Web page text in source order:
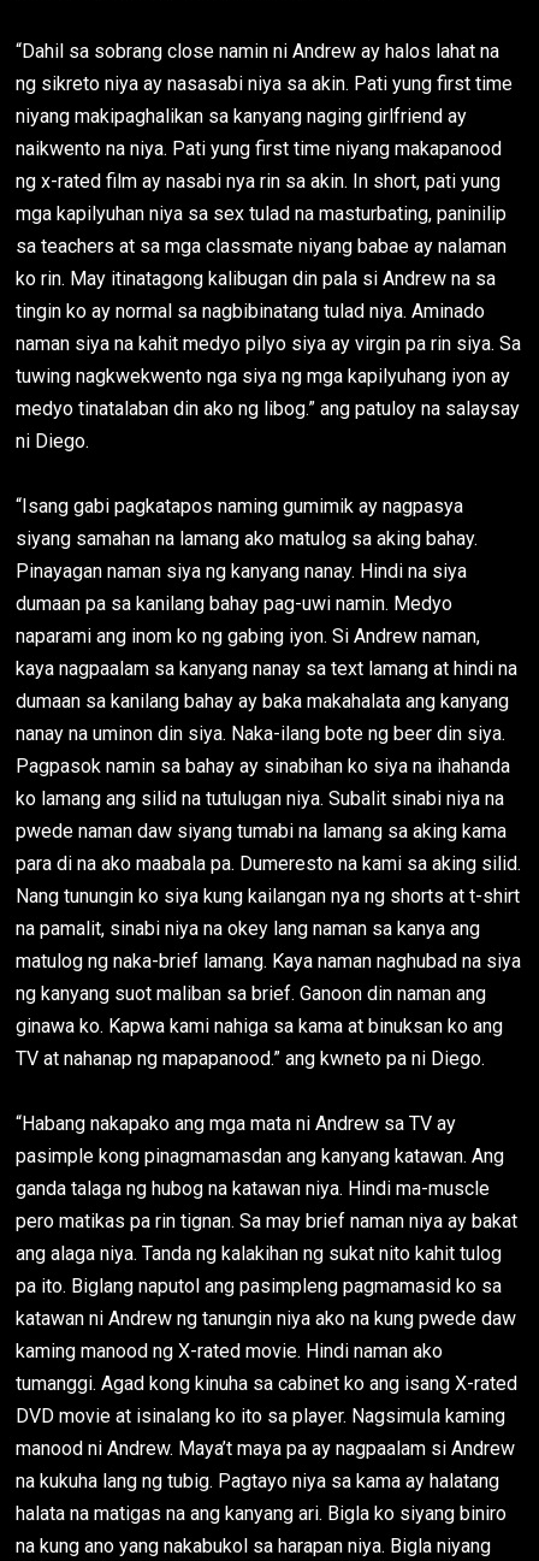
“Dahil sa sobrang close namin ni Andrew ay halos lahat na
ng sikreto niya ay nasasabi niya sa akin. Pati yung first time
niyang makipaghalikan sa kanyang naging girlfriend ay
naikwento na niya. Pati yung first time niyang makapanood
ng x-rated film ay nasabi nya rin sa akin. In short, pati yung
mga kapilyuhan niya sa sex tulad na masturbating, paninilip
sa teachers at sa mga classmate niyang babae ay nalaman
ko rin. May itinatagong kalibugan din pala si Andrew na sa
tingin ko ay normal sa nagbibinatang tulad niya. Aminado
naman siya na kahit medyo pilyo siya ay virgin pa rin siya. Sa
tuwing nagkwekwento nga siya ng mga kapilyuhang iyon ay
medyo tinatalaban din ako ng libog.” ang patuloy na salaysay
ni Diego.
“Isang gabi pagkatapos naming gumimik ay nagpasya
siyang samahan na lamang ako matulog sa aking bahay.
Pinayagan naman siya ng kanyang nanay. Hindi na siya
dumaan pa sa kanilang bahay pag-uwi namin. Medyo
naparami ang inom ko ng gabing iyon. Si Andrew naman,
kaya nagpaalam sa kanyang nanay sa text lamang at hindi na
dumaan sa kanilang bahay ay baka makahalata ang kanyang
nanay na uminon din siya. Naka-ilang bote ng beer din siya.
Pagpasok namin sa bahay ay sinabihan ko siya na ihahanda
ko lamang ang silid na tutulugan niya. Subalit sinabi niya na
pwede naman daw siyang tumabi na lamang sa aking kama
para di na ako maabala pa. Dumeresto na kami sa aking silid.
Nang tunungin ko siya kung kailangan nya ng shorts at t-shirt
na pamalit, sinabi niya na okey lang naman sa kanya ang
matulog ng naka-brief lamang. Kaya naman naghubad na siya
ng kanyang suot maliban sa brief. Ganoon din naman ang
ginawa ko. Kapwa kami nahiga sa kama at binuksan ko ang
TV at nahanap ng mapapanood.” ang kwneto pa ni Diego.
“Habang nakapako ang mga mata ni Andrew sa TV ay
pasimple kong pinagmamasdan ang kanyang katawan. Ang
ganda talaga ng hubog na katawan niya. Hindi ma-muscle
pero matikas pa rin tignan. Sa may brief naman niya ay bakat
ang alaga niya. Tanda ng kalakihan ng sukat nito kahit tulog
pa ito. Biglang naputol ang pasimpleng pagmamasid ko sa
katawan ni Andrew ng tanungin niya ako na kung pwede daw
kaming manood ng X-rated movie. Hindi naman ako
tumanggi. Agad kong kinuha sa cabinet ko ang isang X-rated
DVD movie at isinalang ko ito sa player. Nagsimula kaming
manood ni Andrew. Maya’t maya pa ay nagpaalam si Andrew
na kukuha lang ng tubig. Pagtayo niya sa kama ay halatang
halata na matigas na ang kanyang ari. Bigla ko siyang biniro
na kung ano yang nakabukol sa harapan niya. Bigla niyang